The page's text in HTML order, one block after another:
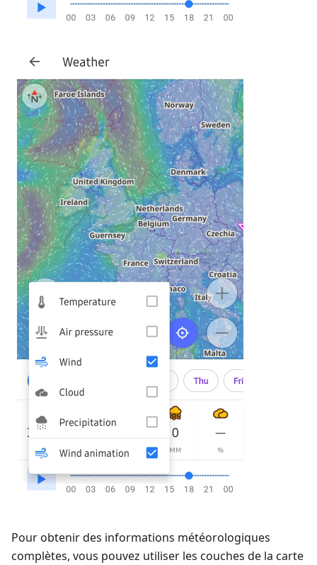
Pour obtenir des informations météorologiques
complètes, vous pouvez utiliser les couches de la carte